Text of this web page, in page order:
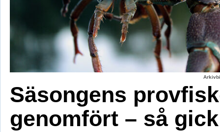
Säsongens
genomfört – så